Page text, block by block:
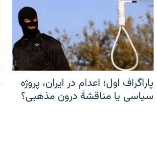
پاراگراف اول؛ اعدام در ایران، پروژه
سیاسی یا مناقشهٔ درون مذهبی؟